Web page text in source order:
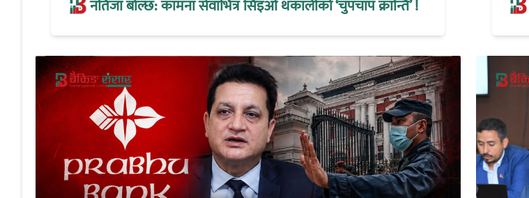
नतिजा बोल्छ: कामना सेवाभित्र सिइओ थकालीको ‘चुपचाप क्रान्ति’ !